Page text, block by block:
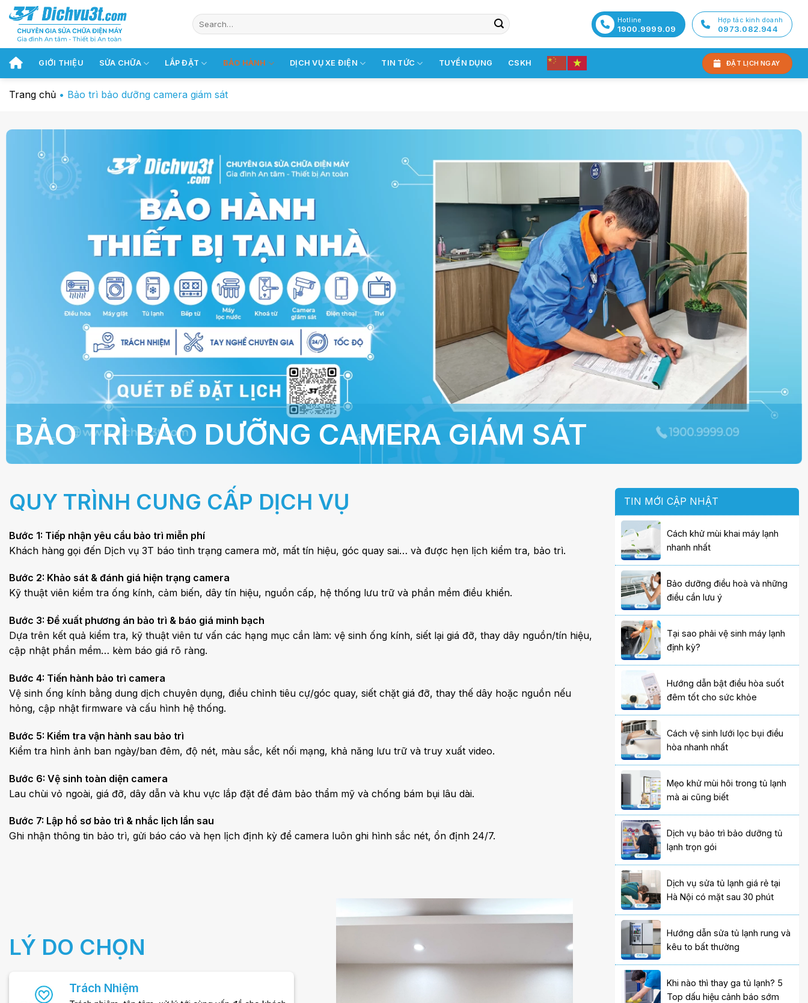
Chuyển
đến
dung
Hotline
1900.9999.09
Hợp tác kinh doanh
0973.082.944
GIỚI THIỆU SỬA CHỮA LẮP ĐẶT BẢO HÀNH DỊCH VỤ XE ĐIỆN TIN TỨC TUYỂN DỤNG CSKH ĐẶT LỊCH NGAY
Trang chủ • Bảo trì bảo dưỡng camera giám sát
BẢO TRÌ BẢO DƯỠNG CAMERA GIÁM SÁT
QUY TRÌNH CUNG CẤP DỊCH VỤ
Bước 1: Tiếp nhận yêu cầu bảo trì miễn phí
Khách hàng gọi đến Dịch vụ 3T báo tình trạng camera mờ, mất tín hiệu, góc quay sai… và được hẹn lịch kiểm tra, bảo trì.
Bước 2: Khảo sát & đánh giá hiện trạng camera
Kỹ thuật viên kiểm tra ống kính, cảm biến, dây tín hiệu, nguồn cấp, hệ thống lưu trữ và phần mềm điều khiển.
Bước 3: Đề xuất phương án bảo trì & báo giá minh bạch
Dựa trên kết quả kiểm tra, kỹ thuật viên tư vấn các hạng mục cần làm: vệ sinh ống kính, siết lại giá đỡ, thay dây nguồn/tín hiệu,
cập nhật phần mềm… kèm báo giá rõ ràng.
Bước 4: Tiến hành bảo trì camera
Vệ sinh ống kính bằng dung dịch chuyên dụng, điều chỉnh tiêu cự/góc quay, siết chặt giá đỡ, thay thế dây hoặc nguồn nếu
hỏng, cập nhật firmware và cấu hình hệ thống.
Bước 5: Kiểm tra vận hành sau bảo trì
Kiểm tra hình ảnh ban ngày/ban đêm, độ nét, màu sắc, kết nối mạng, khả năng lưu trữ và truy xuất video.
Bước 6: Vệ sinh toàn diện camera
Lau chùi vỏ ngoài, giá đỡ, dây dẫn và khu vực lắp đặt để đảm bảo thẩm mỹ và chống bám bụi lâu dài.
Bước 7: Lập hồ sơ bảo trì & nhắc lịch lần sau
Ghi nhận thông tin bảo trì, gửi báo cáo và hẹn lịch định kỳ để camera luôn ghi hình sắc nét, ổn định 24/7.
LÝ DO CHỌN
Trách Nhiệm
TIN MỚI CẬP NHẬT
Cách khử mùi khai máy lạnh
nhanh nhất
Bảo dưỡng điều hoà và những
điều cần lưu ý
Tại sao phải vệ sinh máy lạnh
định kỳ?
Hướng dẫn bật điều hòa suốt
đêm tốt cho sức khỏe
Cách vệ sinh lưới lọc bụi điều
hòa nhanh nhất
Mẹo khử mùi hôi trong tủ lạnh
mà ai cũng biết
Dịch vụ bảo trì bảo dưỡng tủ
lạnh trọn gói
Dịch vụ sửa tủ lạnh giá rẻ tại
Hà Nội có mặt sau 30 phút
Hướng dẫn sửa tủ lạnh rung và
kêu to bất thường
Khi nào thì thay ga tủ lạnh? 5
Top dấu hiệu cảnh báo sớm